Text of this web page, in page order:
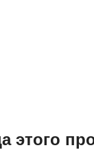
этого